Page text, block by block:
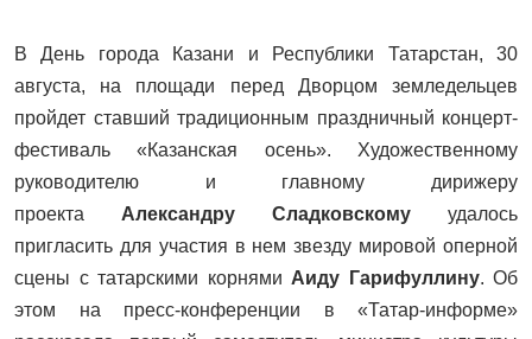
В День города Казани и Республики Татарстан, 30
августа, на площади перед Дворцом земледельцев
пройдет ставший традиционным праздничный концерт-
фестиваль «Казанская осень». Художественному
руководителю и главному дирижеру
проекта Александру Сладковскому удалось
пригласить для участия в нем звезду мировой оперной
сцены с татарскими корнями Аиду Гарифуллину. Об
этом на пресс-конференции в «Татар-информе»